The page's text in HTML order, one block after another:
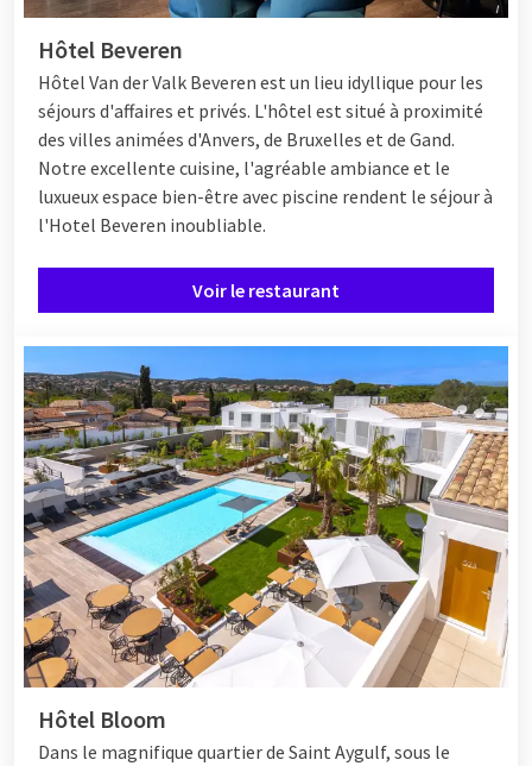
Hôtel Beveren
Hôtel Van der Valk Beveren est un lieu idyllique pour les
séjours d'affaires et privés. L'hôtel est situé à proximité
des villes animées d'Anvers, de Bruxelles et de Gand.
Notre excellente cuisine, l'agréable ambiance et le
luxueux espace bien-être avec piscine rendent le séjour à
l'Hotel Beveren inoubliable.
Voir le restaurant
Hôtel Bloom
Dans le magnifique quartier de Saint Aygulf, sous le